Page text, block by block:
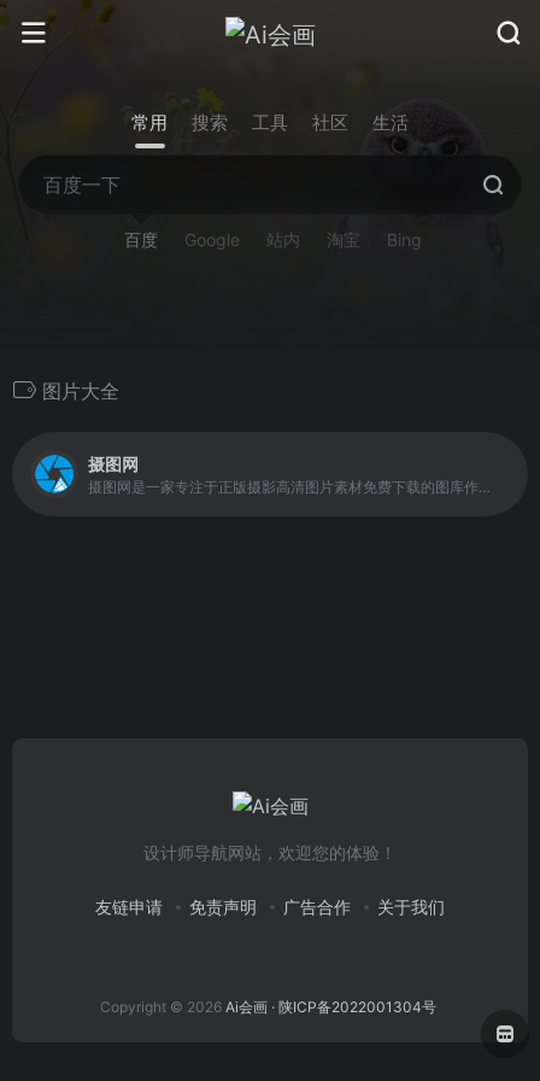
常用 搜索 工具 社区 生活
百度 Google 站内 淘宝 Bing
图片大全
摄图网
摄图网是一家专注于正版摄影高清图片素材免费下载的图库作品网站,提供手绘插画,海报,ppt模板,科技,城市,商务,建筑,风景,美食,家居,外景,背景等好看的图片设计素材大全可供下载。摄图摄影师5000+入驻并进行交流成长，百万图片量和设计师在这里找到满意的图片素材和设计灵感!
设计师导航网站，欢迎您的体验！
友链申请 免责声明 广告合作 关于我们
Copyright © 2026 Ai会画 · 陕ICP备2022001304号